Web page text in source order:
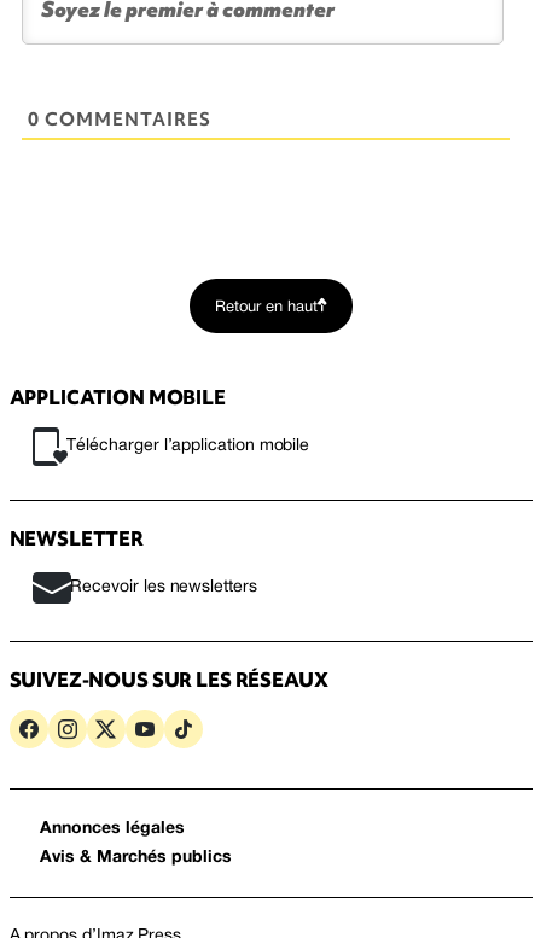
0 COMMENTAIRES
Retour en haut
APPLICATION MOBILE
Télécharger l’application mobile
NEWSLETTER
Recevoir les newsletters
SUIVEZ-NOUS SUR LES RÉSEAUX
Annonces légales
Avis & Marchés publics